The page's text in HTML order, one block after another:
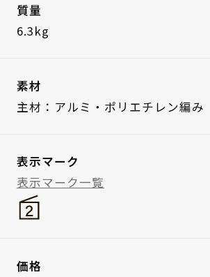
質量
6.3kg
素材
主材：アルミ・ポリエチレン編み
表示マーク
表示マーク一覧
価格